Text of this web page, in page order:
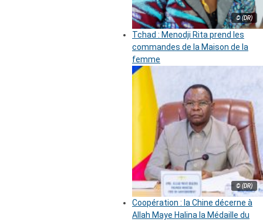
© (DR)
Tchad : Menodji Rita prend les
commandes de la Maison de la
femme
© (DR)
Coopération : la Chine décerne à
Allah Maye Halina la Médaille du